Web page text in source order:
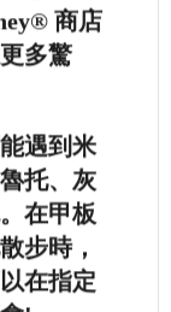
商店
多驚
遇到米
托、灰
在甲板
步時，
在指定